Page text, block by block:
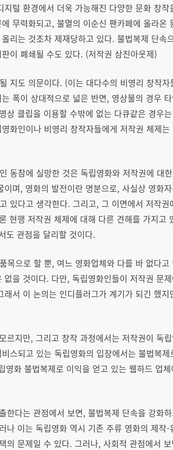
털 환경에서 더욱 가능해진 다양한 문화 창
무력화되고, 불멸의 이순신 팬카페에 올라온
리는 것조차 제재당하고 있다. 불법복제 단속
이 폐쇄될 수도 있다. (저작권 삼진아웃제)
지도 의문이다. (이는 대다수의 비영리 창작
폭이 상대적으로 넓은 반면, 영상물의 경우
상 클립을 이용할 수밖에 없는 다큐같은 경우
화인이나 비영리 창작자들에게 저작권 체제
동참에 실망한 것은 독립영화와 저작권에 대
며, 영화의 발전이란 명분으로, 사실상 영화
있다고 생각한다. 그리고, 그 이면에서 저작
현행 저작권 체제에 대해 다른 견해를 가지고
도 관점을 달리할 것이다.
목으로 할 뿐, 여느 영화업체와 다를 바 없다
을 것이다. 다만, 독립영화인들이 저작권 문
서 이 논의는 인디플러그가 계기가 되긴 했
르지만, 그리고 창작 과정에서는 저작권이 독
스되고 있는 독립영화의 입장에서는 불법복
영화 불법복제로 이익을 얻고 있는 웹하드 업
한다는 관점에서 보면, 불법복제 단속을 강화
나 이는 독립영화 역시 기존 주류 영화의 제작
의 문제일 수 있다. 그러나, 사회적 관점에서